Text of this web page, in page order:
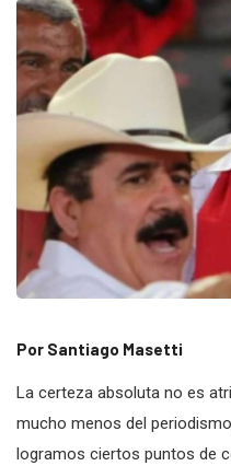
Por Santiago Masetti
La certeza absoluta no es
mucho menos del
logramos ciertos puntos de